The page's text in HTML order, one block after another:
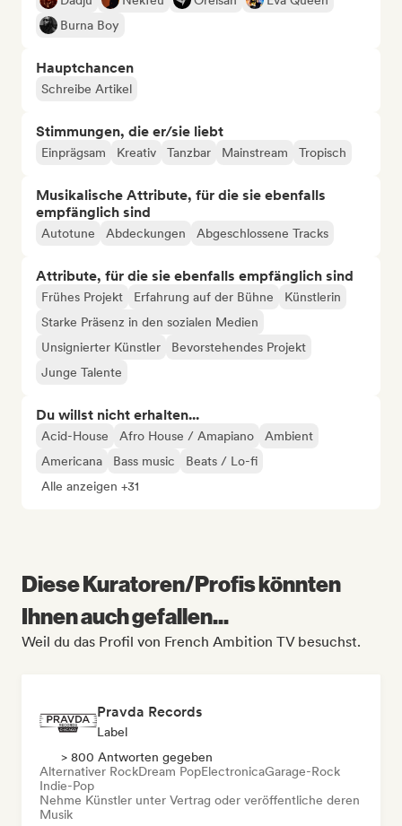
Burna Boy
Hauptchancen
Schreibe Artikel
Stimmungen, die er/sie liebt
Einprägsam Kreativ Tanzbar Mainstream Tropisch
Musikalische Attribute, für die sie ebenfalls
empfänglich sind
Autotune Abdeckungen Abgeschlossene Tracks
Attribute, für die sie ebenfalls empfänglich sind
Frühes Projekt Erfahrung auf der Bühne
Künstlerin
Starke Präsenz in den sozialen Medien
Unsignierter Künstler
Bevorstehendes Projekt
Junge Talente
Du willst nicht erhalten...
Acid-House Afro House / Amapiano
Ambient
Americana
Bass music
Beats / Lo-fi
Alle anzeigen +31
Diese Kuratoren/Profis könnten
Ihnen auch gefallen...
Weil du das Profil von French Ambition TV besuchst.
Pravda Records
Label
> 800 Antworten gegeben
Alternativer RockDream PopElectronicaGarage-Rock
Indie-Pop
Nehme Künstler unter Vertrag oder veröffentliche deren
Musik